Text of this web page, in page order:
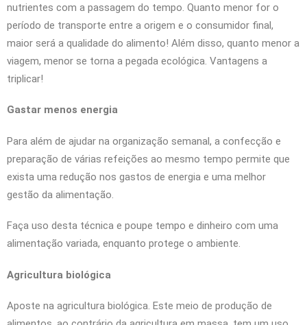
nutrientes com a passagem do tempo. Quanto menor for o
período de transporte entre a origem e o consumidor final,
maior será a qualidade do alimento! Além disso, quanto menor a
viagem, menor se torna a pegada ecológica. Vantagens a
triplicar!
Gastar menos energia
Para além de ajudar na organização semanal, a confecção e
preparação de várias refeições ao mesmo tempo permite que
exista uma redução nos gastos de energia e uma melhor
gestão da alimentação.
Faça uso desta técnica e poupe tempo e dinheiro com uma
alimentação variada, enquanto protege o ambiente.
Agricultura biológica
Aposte na agricultura biológica. Este meio de produção de